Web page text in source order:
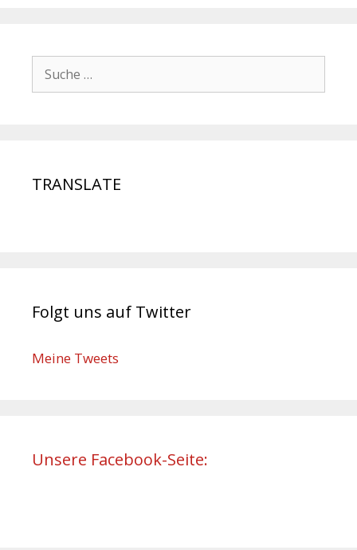
TRANSLATE
Folgt uns auf Twitter
Meine Tweets
Unsere Facebook-Seite: